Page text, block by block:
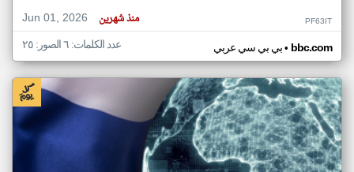
Jun 01, 2026
منذ شهرين PF63IT
بي بي سي عربي• bbc.com عدد الكلمات: ٦ الصور: ٢٥